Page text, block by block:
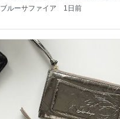
ブルーサファイア 1日前